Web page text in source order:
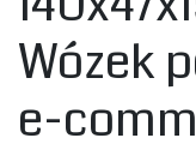
Wózek
e-